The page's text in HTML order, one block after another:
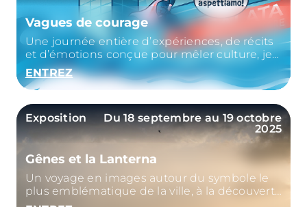
Vagues de courage
Une journée entière d’expériences, de récits
et d’émotions conçue pour mêler culture, jeu
et solidarité.
ENTREZ
Exposition
Du 18 septembre au 19 octobre
2025
Gênes et la Lanterna
Un voyage en images autour du symbole le
plus emblématique de la ville, à la découverte
de nouvelles perspectives sur Gênes.